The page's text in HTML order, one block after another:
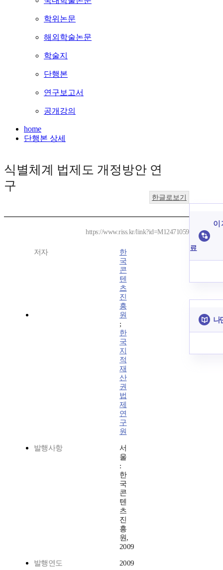
학위논문
해외학술논문
학술지
단행본
연구보고서
공개강의
home
단행본 상세
식별체계 법제도 개정방안 연
구
한글로보기
https://www.riss.kr/link?id=M12471059
저자
한
국
콘
텐
츠
진
흥
원
;
한
국
지
적
재
산
권
법
제
연
구
원
발행사항
서
울
:
한
국
콘
텐
츠
진
흥
원,
2009
발행연도 2009
이
료
나